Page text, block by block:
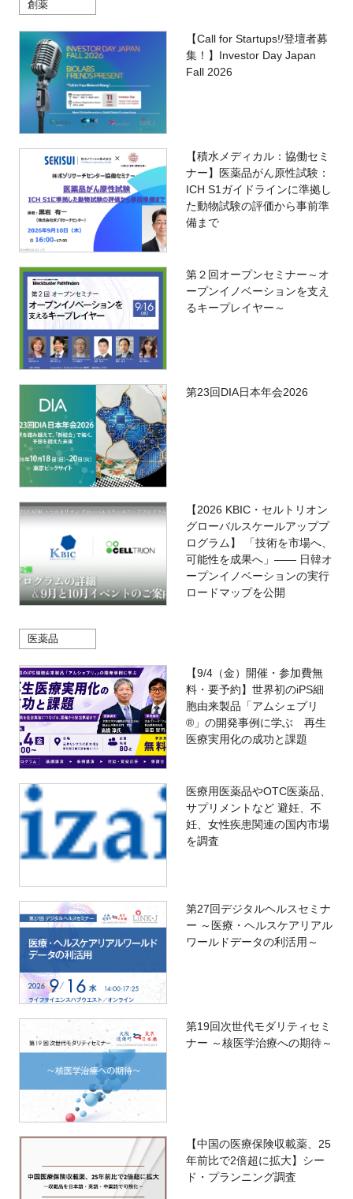
創薬
【Call for Startups!/登壇者募
集！】Investor Day Japan
Fall 2026
【積水メディカル：協働セミ
ナー】医薬品がん原性試験：
ICH S1ガイドラインに準拠し
た動物試験の評価から事前準
備まで
第２回オープンセミナー～オ
ープンイノベーションを支え
るキープレイヤー～
第23回DIA日本年会2026
【2026 KBIC・セルトリオン
グローバルスケールアッププ
ログラム】 「技術を市場へ、
可能性を成果へ」―― 日韓オ
ープンイノベーションの実行
ロードマップを公開
医薬品
【9/4（金）開催・参加費無
料・要予約】世界初のiPS細
胞由来製品「アムシェプリ
®」の開発事例に学ぶ 再生
医療実用化の成功と課題
医療用医薬品やOTC医薬品、
サプリメントなど 避妊、不
妊、女性疾患関連の国内市場
を調査
第27回デジタルヘルスセミナ
ー ～医療・ヘルスケアリアル
ワールドデータの利活用～
第19回次世代モダリティセミ
ナー ～核医学治療への期待～
【中国の医療保険収載薬、25
年前比で2倍超に拡大】シー
ド・プランニング調査